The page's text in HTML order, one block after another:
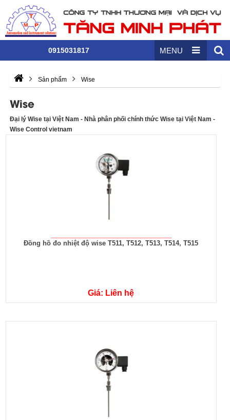
0915031817 MENU
Sản phẩm Wise
Wise
Đại lý Wise tại Việt Nam - Nhà phân phối chính thức Wise tại Việt Nam -
Wise Control vietnam
Đồng hồ đo nhiệt độ wise T511, T512, T513, T514, T515
Giá: Liên hệ